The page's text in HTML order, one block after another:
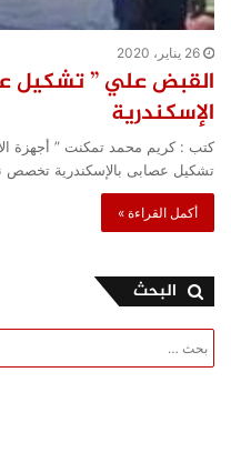
26 يناير، 2020
القبض علي ” تشكيل
الإسكندرية
كتب : كريم محمد تمكنت ” أجهزة
تشكيل عصابى بالإسكندرية
أكمل القراءة »
البحث